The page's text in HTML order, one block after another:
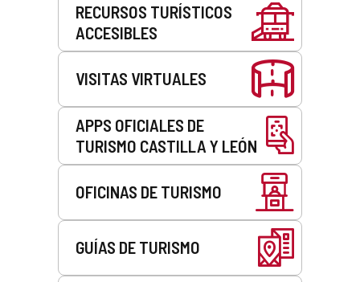
RECURSOS TURÍSTICOS
ACCESIBLES
VISITAS VIRTUALES
APPS OFICIALES DE
TURISMO CASTILLA Y LEÓN
OFICINAS DE TURISMO
GUÍAS DE TURISMO